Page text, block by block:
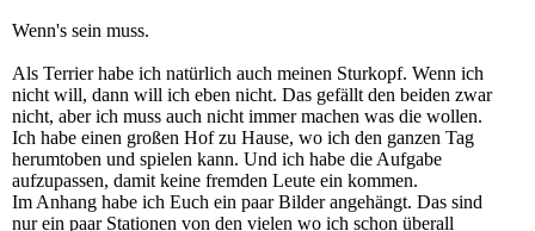
Wenn's sein muss.
Als Terrier habe ich natürlich auch meinen Sturkopf. Wenn ich
nicht will, dann will ich eben nicht. Das gefällt den beiden zwar
nicht, aber ich muss auch nicht immer machen was die wollen.
Ich habe einen großen Hof zu Hause, wo ich den ganzen Tag
herumtoben und spielen kann. Und ich habe die Aufgabe
aufzupassen, damit keine fremden Leute ein kommen.
Im Anhang habe ich Euch ein paar Bilder angehängt. Das sind
nur ein paar Stationen von den vielen wo ich schon überall